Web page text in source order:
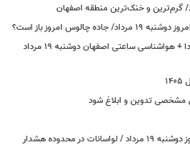
گرم‌ترین و خنک‌ترین منطقه اصفهان
امروز باز است؟
آب و هوای اصفهان طی چند روز آینده و فردا + هواشناسی ساعتی اصفهان دوشنبه ۱۹ مرداد
مشخصی تدوین و ابلاغ شود
محدوده هشدار